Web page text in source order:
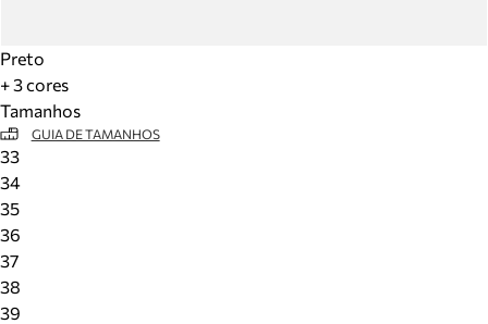
Preto
+ 3 cores
Tamanhos
GUIA DE TAMANHOS
33
34
35
36
37
38
39